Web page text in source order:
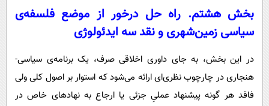
بخش هشتم. راه حل درخور از موضع فلسفه‌ی
سیاسی زمین‌شهری و نقد سه ایدئولوژی
در این بخش، به جای داوری اخلاقی صرف، یک برنامه‌ی سیاسی-
هنجاری در چارچوب نظری‌ای ارائه می‌شود که استوار بر اصول کلی ولی
فاقد هر گونه پیشنهاد عملیِ جزئی یا ارجاع به نهادهای خاص در